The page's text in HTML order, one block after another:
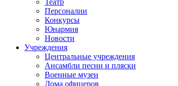
Театр
Персоналии
Конкурсы
Юнармия
Новости
Учреждения
Центральные учреждения
Ансамбли песни и пляски
Военные музеи
Дома офицеров